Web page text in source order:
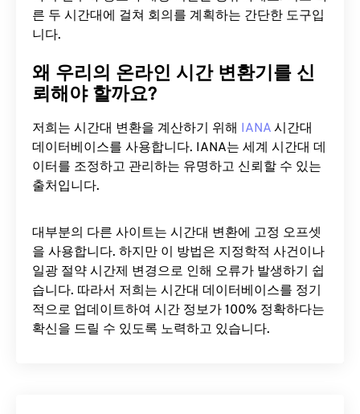
른 두 시간대에 걸쳐 회의를 계획하는 간단한 도구입
니다.
왜 우리의 온라인 시간 변환기를 신
뢰해야 할까요?
저희는 시간대 변환을 계산하기 위해 IANA 시간대
데이터베이스를 사용합니다. IANA는 세계 시간대 데
이터를 조정하고 관리하는 유명하고 신뢰할 수 있는
출처입니다.
대부분의 다른 사이트는 시간대 변환에 ​​고정 오프셋
을 사용합니다. 하지만 이 방법은 지정학적 사건이나
일광 절약 시간제 변경으로 인해 오류가 발생하기 쉽
습니다. 따라서 저희는 시간대 데이터베이스를 정기
적으로 업데이트하여 시간 정보가 100% 정확하다는
확신을 드릴 수 있도록 노력하고 있습니다.